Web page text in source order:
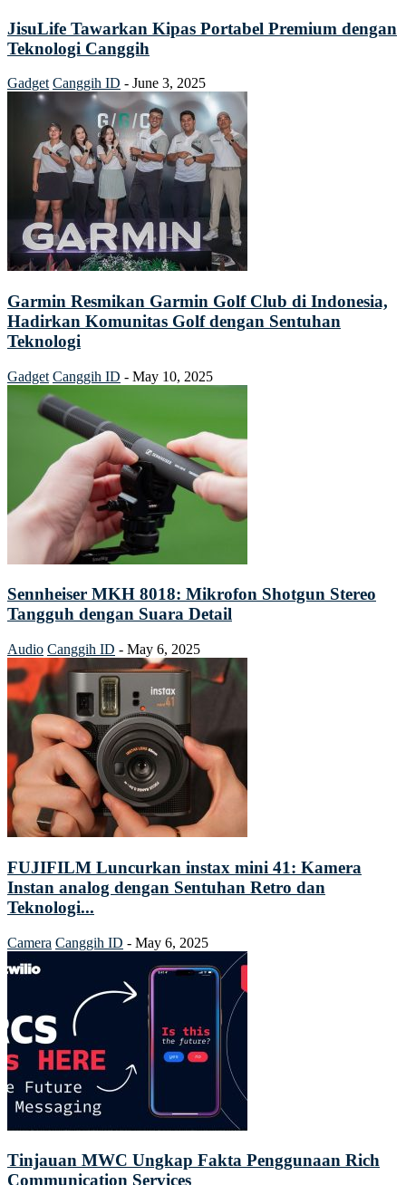
JisuLife Tawarkan Kipas Portabel Premium dengan
Teknologi Canggih
Gadget Canggih ID - June 3, 2025
Garmin Resmikan Garmin Golf Club di Indonesia,
Hadirkan Komunitas Golf dengan Sentuhan
Teknologi
Gadget Canggih ID - May 10, 2025
Sennheiser MKH 8018: Mikrofon Shotgun Stereo
Tangguh dengan Suara Detail
Audio Canggih ID - May 6, 2025
FUJIFILM Luncurkan instax mini 41: Kamera
Instan analog dengan Sentuhan Retro dan
Teknologi...
Camera Canggih ID - May 6, 2025
Tinjauan MWC Ungkap Fakta Penggunaan Rich
Communication Services